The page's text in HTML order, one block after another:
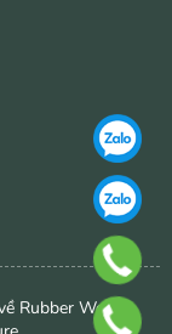
Rubber Wood